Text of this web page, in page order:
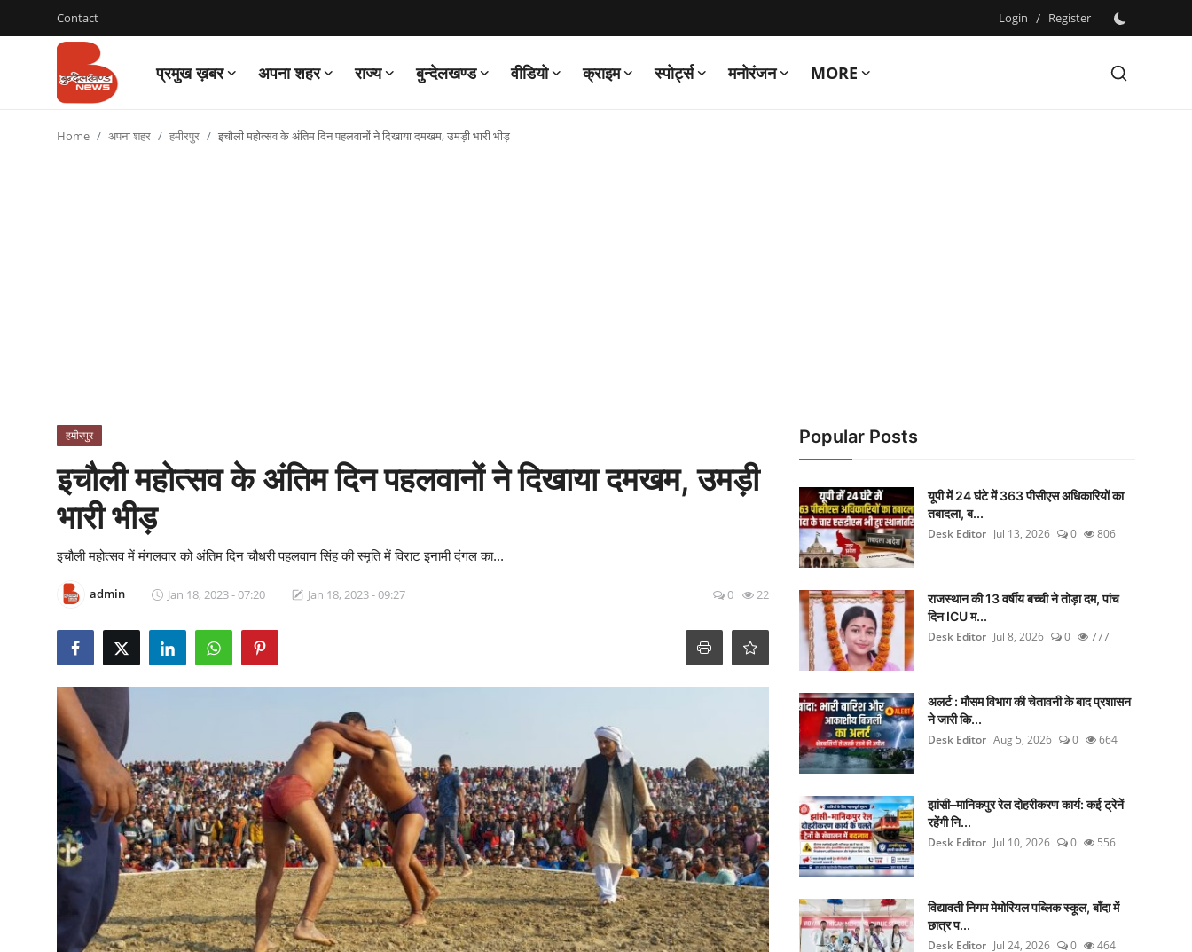
Contact Login / Register
प्रमुख ख़बर अपना शहर राज्य बुन्देलखण्ड वीडियो क्राइम स्पोर्ट्स मनोरंजन MORE
Login
Home अपना शहर हमीरपुर इचौली महोत्सव के अंतिम दिन पहलवानों ने दिखाया दमखम, उमड़ी भारी भीड़
हमीरपुर
इचौली महोत्सव के अंतिम दिन पहलवानों ने दिखाया दमखम, उमड़ी
भारी भीड़
इचौली महोत्सव में मंगलवार को अंतिम दिन चौधरी पहलवान सिंह की स्मृति में विराट इनामी दंगल का...
admin Jan 18, 2023 - 07:20 Jan 18, 2023 - 09:27 0 22
Popular Posts
यूपी में 24 घंटे में 363 पीसीएस अधिकारियों का
तबादला, ब...
Desk Editor Jul 13, 2026 0 806
राजस्थान की 13 वर्षीय बच्ची ने तोड़ा दम, पांच
दिन ICU म...
Desk Editor Jul 8, 2026 0 777
अलर्ट : मौसम विभाग की चेतावनी के बाद प्रशासन
ने जारी कि...
Desk Editor Aug 5, 2026 0 664
झांसी–मानिकपुर रेल दोहरीकरण कार्य: कई ट्रेनें
रहेंगी नि...
Desk Editor Jul 10, 2026 0 556
विद्यावती निगम मेमोरियल पब्लिक स्कूल, बाँदा में
छात्र प...
Desk Editor Jul 24, 2026 0 464